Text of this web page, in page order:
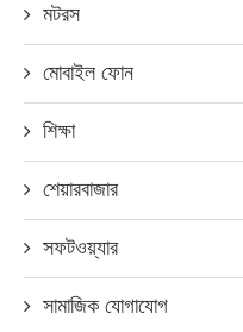
মটরস
মোবাইল ফোন
শিক্ষা
শেয়ারবাজার
সফটওয়্যার
সামাজিক যোগাযোগ